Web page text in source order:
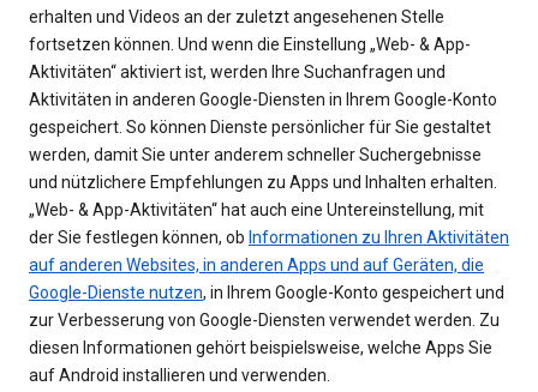
erhalten und Videos an der zuletzt angesehenen Stelle
fortsetzen können. Und wenn die Einstellung „Web- & App-
Aktivitäten“ aktiviert ist, werden Ihre Suchanfragen und
Aktivitäten in anderen Google-Diensten in Ihrem Google-Konto
gespeichert. So können Dienste persönlicher für Sie gestaltet
werden, damit Sie unter anderem schneller Suchergebnisse
und nützlichere Empfehlungen zu Apps und Inhalten erhalten.
„Web- & App-Aktivitäten“ hat auch eine Untereinstellung, mit
der Sie festlegen können, ob Informationen zu Ihren Aktivitäten
auf anderen Websites, in anderen Apps und auf Geräten, die
Google-Dienste nutzen, in Ihrem Google-Konto gespeichert und
zur Verbesserung von Google-Diensten verwendet werden. Zu
diesen Informationen gehört beispielsweise, welche Apps Sie
auf Android installieren und verwenden.